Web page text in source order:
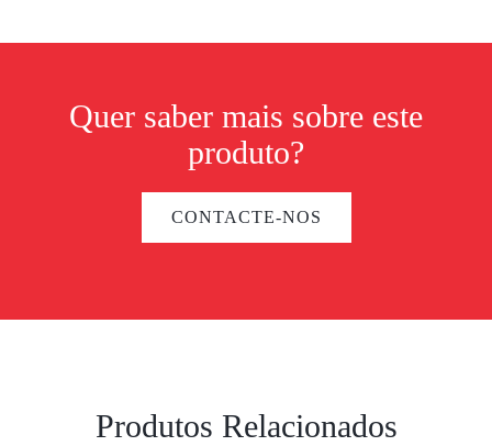
Quer saber mais sobre este
produto?
CONTACTE-NOS
Produtos Relacionados